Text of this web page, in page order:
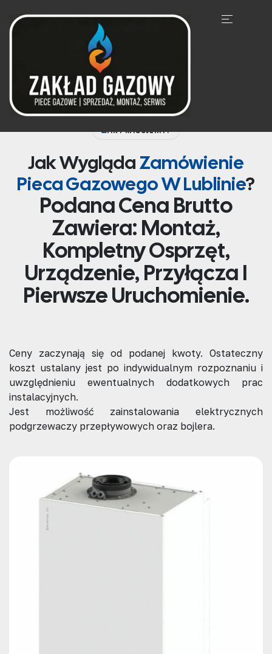
Jak WyglądaZamówienie
Pieca Gazowego W Lublinie?
Podana Cena Brutto
Zawiera: Montaż,
Kompletny Osprzęt,
Urządzenie, Przyłącza I
Pierwsze Uruchomienie.
JAK PRACUJEMY?
Ceny zaczynają się od podanej kwoty. Ostateczny
koszt ustalany jest po indywidualnym rozpoznaniu i
uwzględnieniu ewentualnych dodatkowych prac
instalacyjnych.
Jest możliwość zainstalowania elektrycznych
podgrzewaczy przepływowych oraz bojlera.